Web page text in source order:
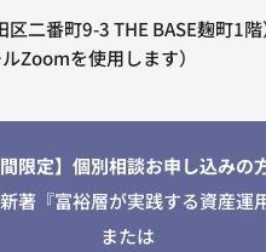
二番町9-3 THE BASE麹町1
Zoomを使用します）
間限定】個別相談お申し込みの
著『富裕層が実践する資産運
または